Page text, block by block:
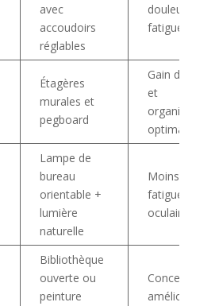
avec
accoudoirs
réglables
douleurs et
fatigue
Étagères
murales et
pegboard
Gain de
et
organisation
optimale
Lampe de
bureau
orientable +
lumière
naturelle
Moins de
fatigue
oculaire
Bibliothèque
ouverte ou
peinture
améliorée